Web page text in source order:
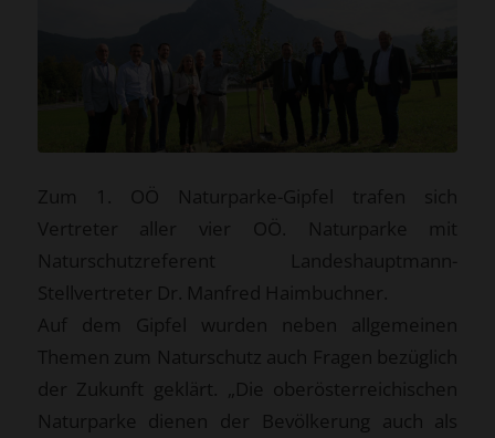
Zum 1. OÖ Naturparke-Gipfel trafen sich
Vertreter aller vier OÖ. Naturparke mit
Naturschutzreferent Landeshauptmann-
Stellvertreter Dr. Manfred Haimbuchner.
Auf dem Gipfel wurden neben allgemeinen
Themen zum Naturschutz auch Fragen bezüglich
der Zukunft geklärt. „Die oberösterreichischen
Naturparke dienen der Bevölkerung auch als